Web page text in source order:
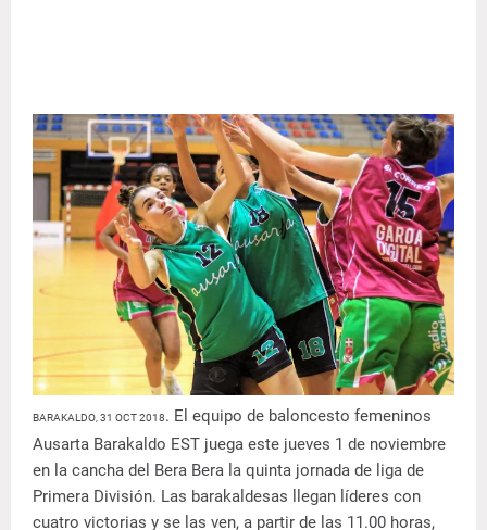
BARAKALDO, 31 OCT 2018. El equipo de baloncesto femeninos
Ausarta Barakaldo EST juega este jueves 1 de noviembre
en la cancha del Bera Bera la quinta jornada de liga de
Primera División. Las barakaldesas llegan líderes con
cuatro victorias y se las ven, a partir de las 11.00 horas,